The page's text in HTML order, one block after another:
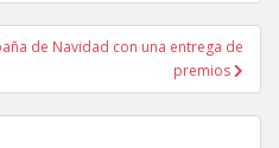
de Navidad con una entrega de
premios